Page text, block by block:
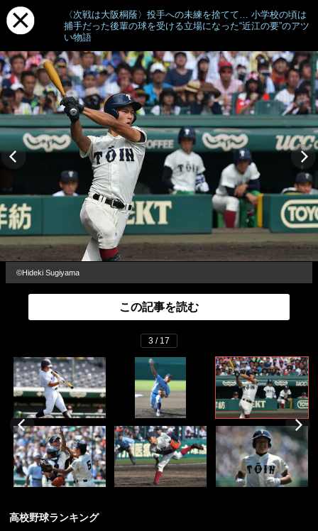
〈次戦は大阪桐蔭〉投手への未練を捨てて… 小学校の頃は
捕手だった後輩の球を受ける立場になった“近江の要”のアツ
い物語
©Hideki Sugiyama
この記事を読む
3 / 17
高校野球ランキング